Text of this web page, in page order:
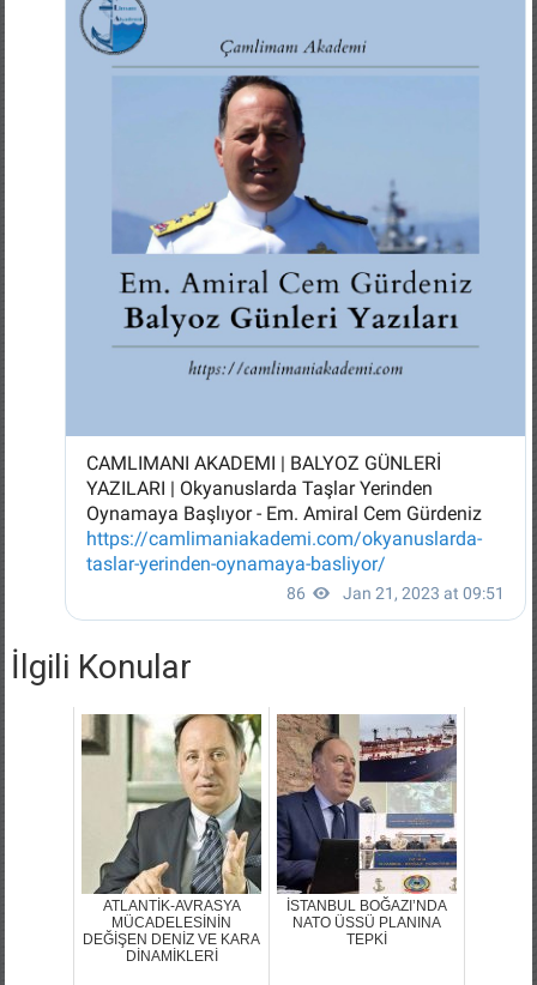
İlgili Konular
ATLANTİK-AVRASYA
MÜCADELESİNİN
DEĞİŞEN DENİZ VE KARA
DİNAMİKLERİ
İSTANBUL BOĞAZI’NDA
NATO ÜSSÜ PLANINA
TEPKİ